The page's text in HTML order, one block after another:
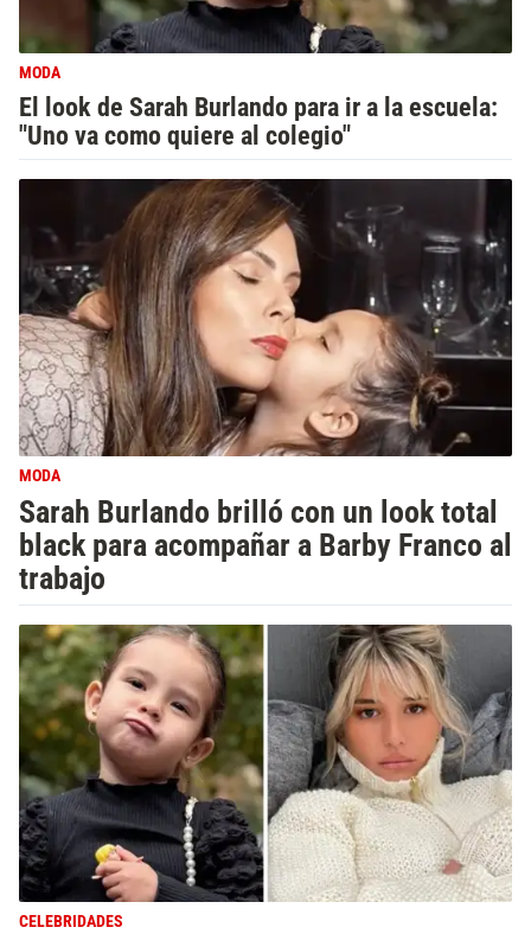
MODA
El look de Sarah Burlando para ir a la escuela:
"Uno va como quiere al colegio"
MODA
Sarah Burlando brilló con un look total
black para acompañar a Barby Franco al
trabajo
CELEBRIDADES